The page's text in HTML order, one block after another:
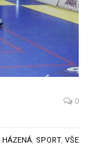
0
HÁZENÁ, SPORT, VŠE